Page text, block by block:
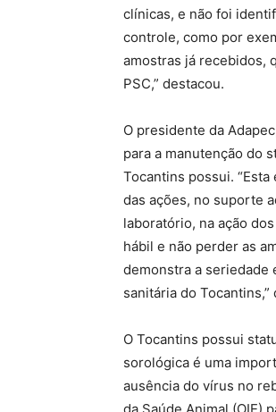
clínicas, e não foi
controle, como por
amostras já recebidos,
PSC,” destacou.
O presidente da
para a manutenção do
Tocantins possui.
das ações, no suporte
laboratório, na ação
hábil e não perder as
demonstra a seriedade
sanitária do Tocantins,”
O Tocantins possui
sorológica é uma
ausência do vírus no